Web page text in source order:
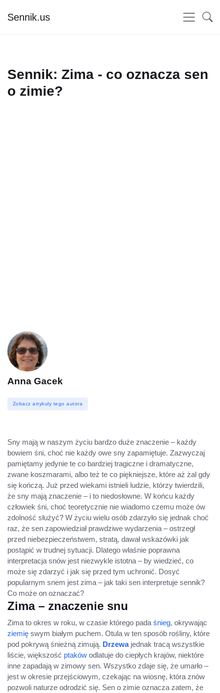
Sennik.us
Sennik: Zima - co oznacza sen
o zimie?
Anna Gacek
Zobacz artykuły tego autora
Sny mają w naszym życiu bardzo duże znaczenie – każdy
bowiem śni, choć nie każdy owe sny zapamiętuje. Zazwyczaj
pamiętamy jedynie te co bardziej tragiczne i dramatyczne,
zwane koszmarami, albo też te co piękniejsze, które aż żal gdy
się kończą. Już przed wiekami istnieli ludzie, którzy twierdzili,
że sny mają znaczenie – i to niedosłowne. W końcu każdy
człowiek śni, choć teoretycznie nie wiadomo czemu może ów
zdolność służyć? W życiu wielu osób zdarzyło się jednak choć
raz, że sen zapowiedział prawdziwe wydarzenia – ostrzegł
przed niebezpieczeństwem, stratą, dawał wskazówki jak
postąpić w trudnej sytuacji. Dlatego właśnie poprawna
interpretacja snów jest niezwykle istotna – by wiedzieć, co
może się zdarzyć i jak się przed tym uchronić. Dosyć
popularnym snem jest zima – jak taki sen interpretuje sennik?
Co może on oznaczać?
Zima – znaczenie snu
Zima to okres w roku, w czasie którego pada śnieg, okrywając
ziemię swym białym puchem. Otula w ten sposób rośliny, które
pod pokrywą śnieżną zimują. Drzewajednak tracą wszystkie
liście, większość ptaków odlatuje do ciepłych krajów, niektóre
inne zapadają w zimowy sen. Wszystko zdaje się, że umarło –
jest w okresie przejściowym, czekając na wiosnę, która znów
pozwoli naturze odrodzić się. Sen o zimie oznacza zatem, że